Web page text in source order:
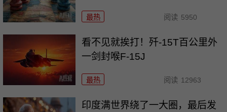
最热 阅读 5950
看不见就挨打！歼-15T百公里外
一剑封喉F-15J
最热 阅读 12963
印度满世界绕了一大圈，最后发